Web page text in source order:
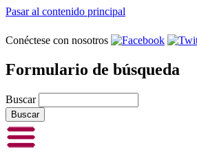
Pasar al contenido principal
Conéctese con nosotros
Formulario de búsqueda
Buscar